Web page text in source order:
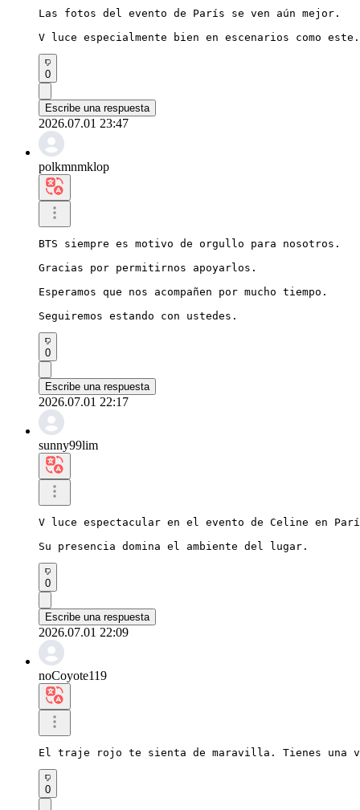
Las fotos del evento de París se ven aún mejor.
V luce especialmente bien en escenarios como este.
0
Escribe una respuesta
2026.07.01 23:47
polkmnmklop
BTS siempre es motivo de orgullo para nosotros.
Gracias por permitirnos apoyarlos.
Esperamos que nos acompañen por mucho tiempo.
Seguiremos estando con ustedes.
0
Escribe una respuesta
2026.07.01 22:17
sunny99lim
V luce espectacular en el evento de Celine en
Su presencia domina el ambiente del lugar.
0
Escribe una respuesta
2026.07.01 22:09
noCoyote119
El traje rojo te sienta de maravilla. Tienes una
0